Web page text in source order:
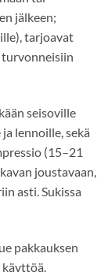
jälkeen;
tarjoavat
seisoville
lennoille, sekä
(15–21
joustavaan,
asti. Sukissa
pakkauksen